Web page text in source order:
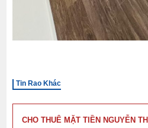
Tin Rao Khác
CHO THUÊ MẶT TIỀN NGUYỄN